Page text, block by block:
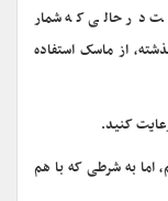
در حالی که شمار
از ۱۵۰ هزار نفر هم گذشته، از ماسک استفاده
کنید.
اما به شرطی که با هم